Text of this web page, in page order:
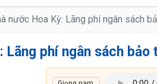
nước Hoa Kỳ: Lãng phí ngân sách
Lãng phí ngân sách